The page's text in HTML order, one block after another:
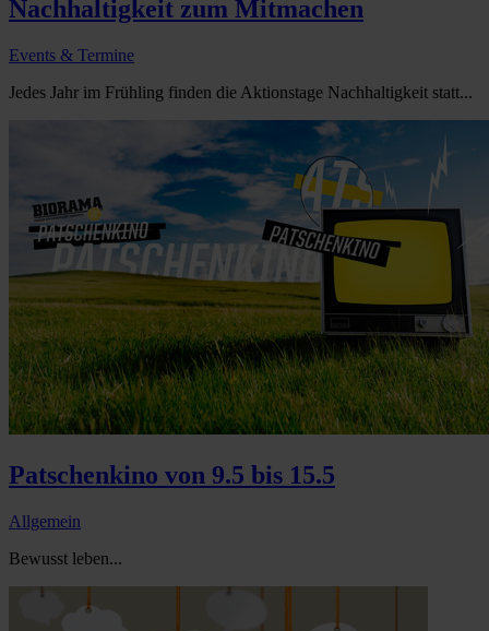
Nachhaltigkeit zum Mitmachen
Events & Termine
Jedes Jahr im Frühling finden die Aktionstage Nachhaltigkeit statt...
Patschenkino von 9.5 bis 15.5
Allgemein
Bewusst leben...